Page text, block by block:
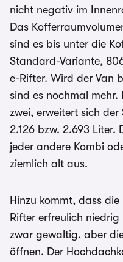
nicht negativ im
Das
sind es bis unter die
Standard-Variante,
e-Rifter. Wird der Van
sind es nochmal mehr.
zwei, erweitert sich
2.126 bzw. 2.693 Liter.
jeder andere Kombi
ziemlich alt aus.
Hinzu kommt, dass
Rifter erfreulich
zwar gewaltig, aber
öffnen. Der